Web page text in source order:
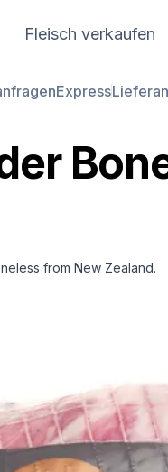
Fleisch verkaufen
Express
from New Zealand.